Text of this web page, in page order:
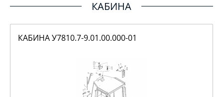
Кабина
КАБИНА
КАБИНА У7810.7-9.01.00.000-01